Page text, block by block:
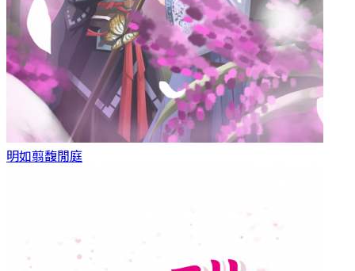
明如翦馥閒庭